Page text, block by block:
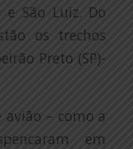
e São Luiz. Do
os trechos
Preto (SP)-
– como a
em